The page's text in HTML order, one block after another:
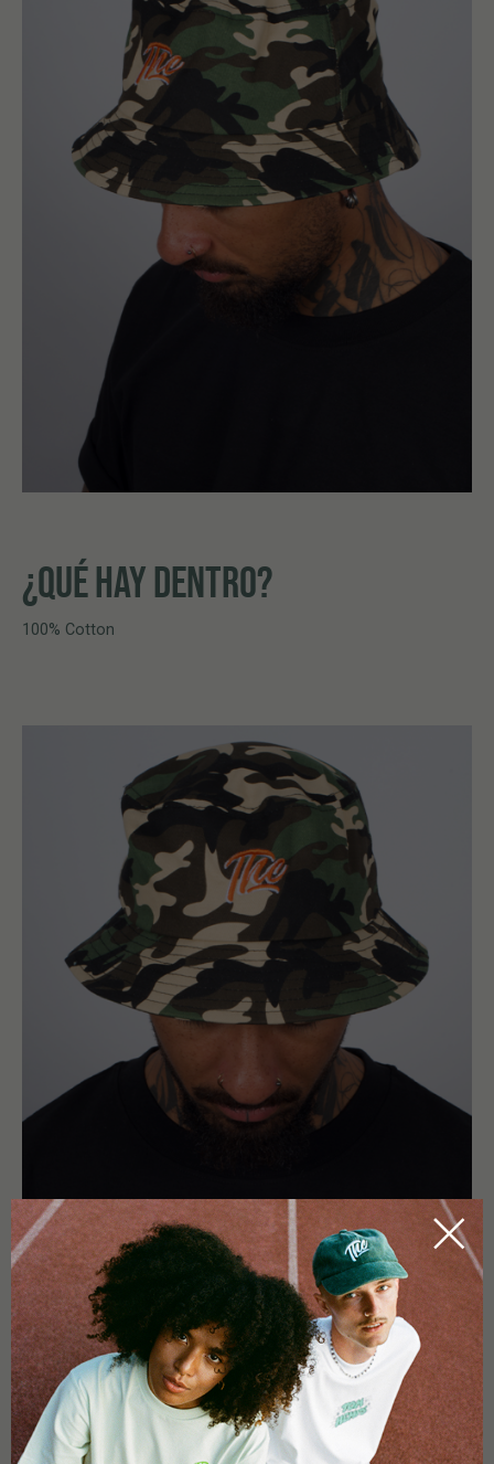
¿QUÉ HAY DENTRO?
100% Cotton
MÁS DETALLES
Wash at 30 degrees.
Turn inside out when washing and ironing.